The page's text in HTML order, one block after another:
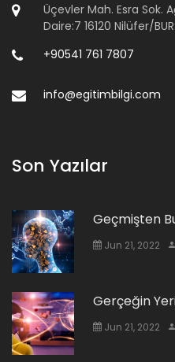
Üçevler Mah. Esra Sok.
Daire:7 16120 Nilüfer/
+90541 761 7807
info@egitimbilgi.com
Son Yazılar
Geçmişten
Jun 21, 2022
Gerçeğin
Jun 21, 2022